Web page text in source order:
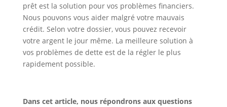
prêt est la solution pour vos problèmes financiers.
Nous pouvons vous aider malgré votre mauvais
crédit. Selon votre dossier, vous pouvez recevoir
votre argent le jour même. La meilleure solution à
vos problèmes de dette est de la régler le plus
rapidement possible.
Dans cet article, nous répondrons aux questions